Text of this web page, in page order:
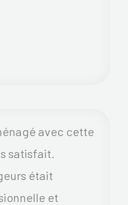
avec cette
satisfait.
était
et